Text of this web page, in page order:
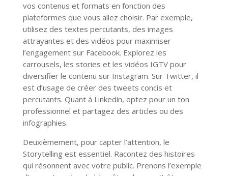
vos contenus et formats en fonction des
plateformes que vous allez choisir. Par exemple,
utilisez des textes percutants, des images
attrayantes et des vidéos pour maximiser
l’engagement sur Facebook. Explorez les
carrousels, les stories et les vidéos IGTV pour
diversifier le contenu sur Instagram. Sur Twitter, il
est d’usage de créer des tweets concis et
percutants. Quant à Linkedin, optez pour un ton
professionnel et partagez des articles ou des
infographies.
Deuxièmement, pour capter l’attention, le
Storytelling est essentiel. Racontez des histoires
qui résonnent avec votre public. Prenons l’exemple